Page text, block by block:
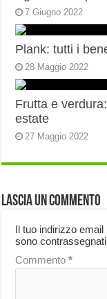
7 Giugno 2022
Plank: tutti i
28 Maggio 2022
Frutta e
estate
27 Maggio 2022
Lascia un commento
Il tuo indirizzo
sono
Commento*